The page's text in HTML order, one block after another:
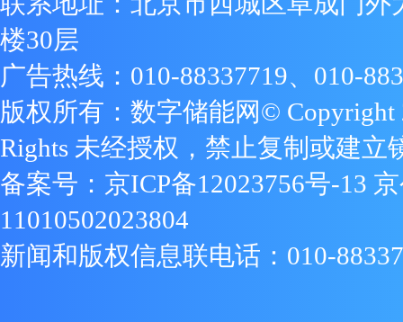
楼30层
广告热线：010-88337719、010-
版权所有：数字储能网© Copyright
Rights 未经授权，禁止复制或建立
备案号： 京ICP备12023756号-13
11010502023804
新闻和版权信息联电话：010-